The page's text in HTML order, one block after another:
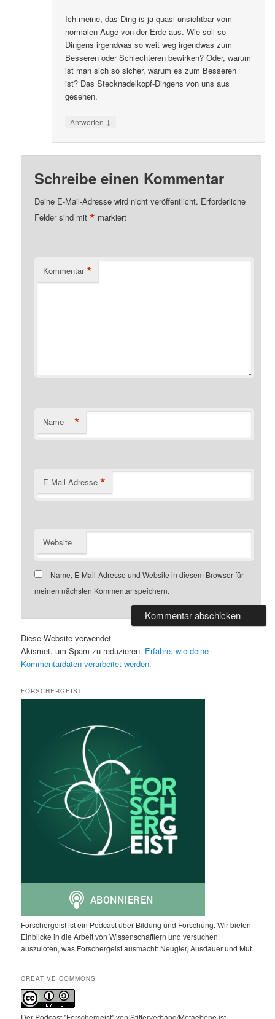
Ich meine, das Ding is ja quasi unsichtbar vom
normalen Auge von der Erde aus. Wie soll so
Dingens irgendwas so weit weg irgendwas zum
Besseren oder Schlechteren bewirken? Oder, warum
ist man sich so sicher, warum es zum Besseren
ist? Das Stecknadelkopf-Dingens von uns aus
gesehen.
Antworten ↓
Schreibe einen Kommentar
Deine E-Mail-Adresse wird nicht veröffentlicht. Erforderliche
Felder sind mit* markiert
Kommentar *
Name *
E-Mail-Adresse *
Website
Name, E-Mail-Adresse und Website in diesem Browser für
meinen nächsten Kommentar speichern.
Diese Website verwendet
Akismet, um Spam zu reduzieren. Erfahre, wie deine
Kommentardaten verarbeitet werden.
FORSCHERGEIST
Forschergeist ist ein Podcast über Bildung und Forschung. Wir bieten
Einblicke in die Arbeit von Wissenschaftlern und versuchen
auszuloten, was Forschergeist ausmacht: Neugier, Ausdauer und Mut.
CREATIVE COMMONS